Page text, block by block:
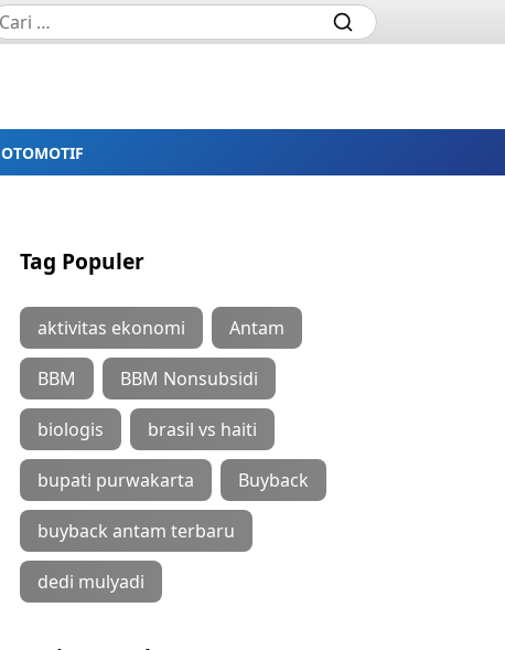
OTOMOTIF
Tag Populer
aktivitas ekonomi Antam
BBM BBM Nonsubsidi
biologis brasil vs haiti
bupati purwakarta Buyback
buyback antam terbaru
dedi mulyadi